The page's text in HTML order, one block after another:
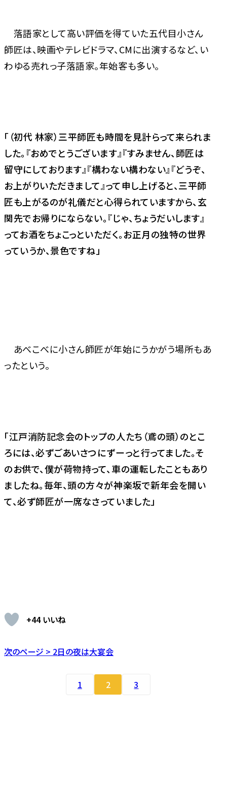
落語家として高い評価を得ていた五代目小さん
師匠は、映画やテレビドラマ、CMに出演するなど、い
わゆる売れっ子落語家。年始客も多い。
「（初代 林家）三平師匠も時間を見計らって来られま
した。『おめでとうございます』『すみません、師匠は
留守にしております』『構わない構わない』『どうぞ、
お上がりいただきまして』って申し上げると、三平師
匠も上がるのが礼儀だと心得られていますから、玄
関先でお帰りにならない。『じゃ、ちょうだいします』
ってお酒をちょこっといただく。お正月の独特の世界
っていうか、景色ですね」
あべこべに小さん師匠が年始にうかがう場所もあ
ったという。
「江戸消防記念会のトップの人たち（鳶の頭）のとこ
ろには、必ずごあいさつにずーっと行ってました。そ
のお供で、僕が荷物持って、車の運転したこともあり
ましたね。毎年、頭の方々が神楽坂で新年会を開い
て、必ず師匠が一席なさっていました」
+44 いいね
次のページ > 2日の夜は大宴会
1 2 3